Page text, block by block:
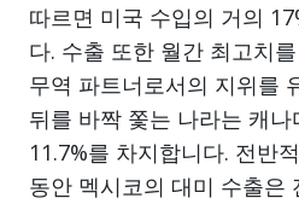
따르면 미국 수입의 거의
다. 수출 또한 월간 최고치
무역 파트너로서의 지위를
뒤를 바짝 쫓는 나라는 캐
11.7%를 차지합니다. 전반
동안 멕시코의 대미 수출은